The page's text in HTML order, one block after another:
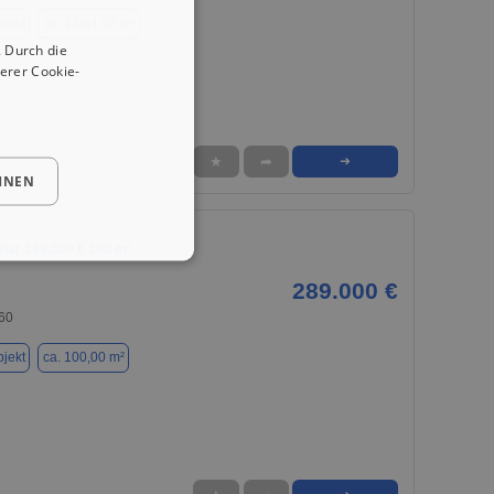
★ ➦ ➜
289.000 €
ca. 100,00 m²
die
Cookie-